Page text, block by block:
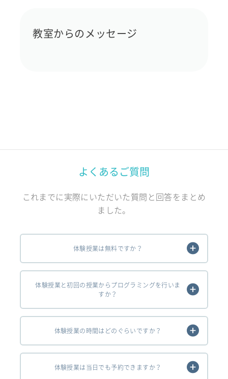
教室からのメッセージ
よくあるご質問
これまでに実際にいただいた質問と回答をまとめ
ました。
体験授業は無料ですか？
体験授業と初回の授業からプログラミングを行いま
すか？
体験授業の時間はどのぐらいですか？
体験授業は当日でも予約できますか？